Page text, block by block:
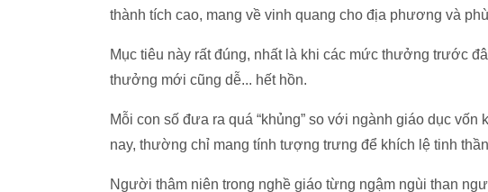
thành tích cao, mang về vinh quang cho địa phương và
Mục tiêu này rất đúng, nhất là khi các mức thưởng trước
thưởng mới cũng dễ... hết hồn.
Mỗi con số đưa ra quá “khủng” so với ngành giáo dục
nay, thường chỉ mang tính tượng trưng để khích lệ tinh
Người thâm niên trong nghề giáo từng ngậm ngùi than